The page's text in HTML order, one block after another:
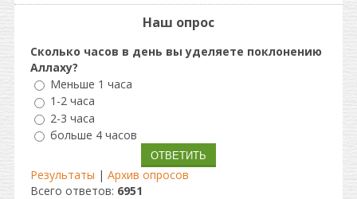
Наш опрос
Сколько часов в день вы уделяете поклонению
Аллаху?
Меньше 1 часа
1-2 часа
2-3 часа
больше 4 часов
Результаты | Архив опросов
Всего ответов: 6951